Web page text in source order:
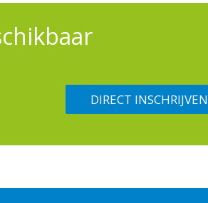
DIRECT INSCHRIJVEN